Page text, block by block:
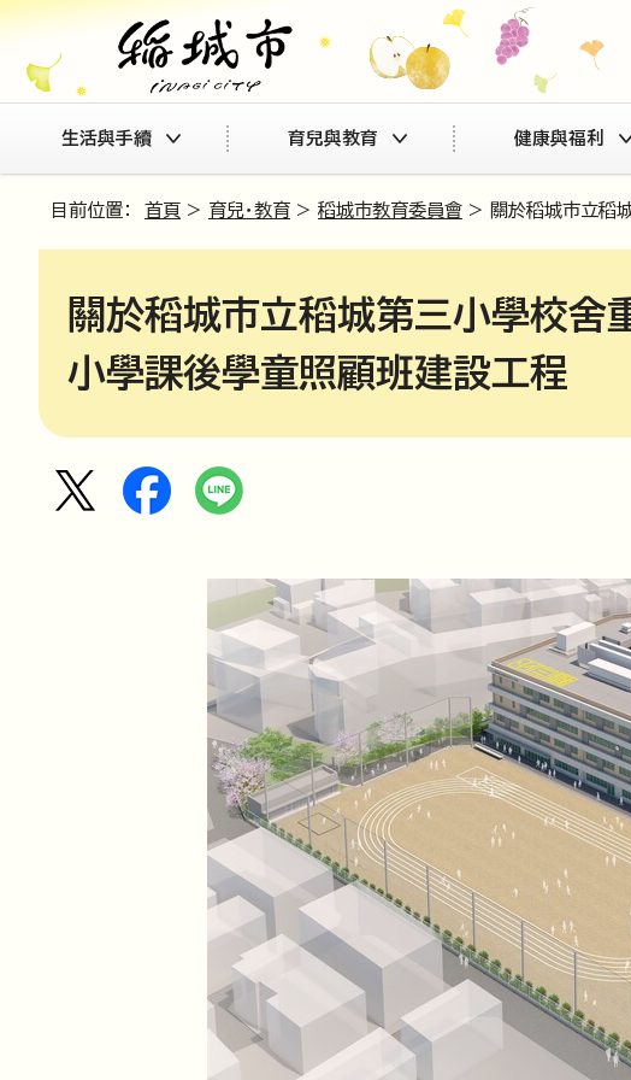
生活與手續 育兒與教育 健康與福利
目前位置： 首頁 > 育兒・教育 > 稻城市教育委員會 > 關於稻城市立稻
關於稻城市立稻城第三小學校舍
小學課後學童照顧班建設工程